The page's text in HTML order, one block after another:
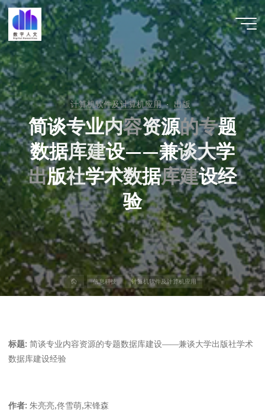
跳
至
内
容
数字人
文 |
DHCN
计算机软件及计算机应用 出版
简谈专业内容资源的专题
数据库建设——兼谈大学
出版社学术数据库建设经
验
页
信息科技 计算机软件及计算机应用
标题: 简谈专业内容资源的专题数据库建设——兼谈大学出版社学术
数据库建设经验
作者: 朱亮亮,佟雪萌,宋锋森